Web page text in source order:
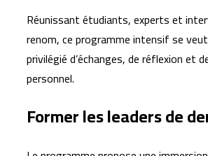
Réunissant étudiants, experts et
renom, ce programme intensif se
privilégié d’échanges, de réflexion et
personnel.
Former les leaders de